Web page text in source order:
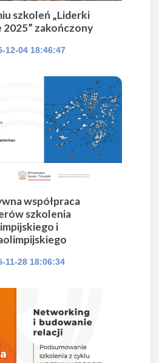
szkoleń „Liderki
2025” zakończony
12-04 18:46:47
współpraca
szkolenia
i
11-28 18:06:34